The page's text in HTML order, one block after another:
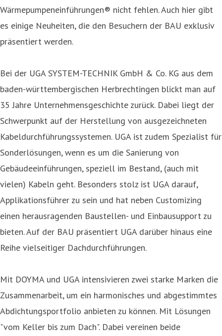
Wärmepumpeneinführungen® nicht fehlen. Auch hier gibt
es einige Neuheiten, die den Besuchern der BAU exklusiv
präsentiert werden.
Bei der UGA SYSTEM-TECHNIK GmbH & Co. KG aus dem
baden-württembergischen Herbrechtingen blickt man auf
35 Jahre Unternehmensgeschichte zurück. Dabei liegt der
Schwerpunkt auf der Herstellung von ausgezeichneten
Kabeldurchführungssystemen. UGA ist zudem Spezialist für
Sonderlösungen, wenn es um die Sanierung von
Gebäudeeinführungen, speziell im Bestand, (auch mit
vielen) Kabeln geht. Besonders stolz ist UGA darauf,
Applikationsführer zu sein und hat neben Customizing
einen herausragenden Baustellen- und Einbausupport zu
bieten. Auf der BAU präsentiert UGA darüber hinaus eine
Reihe vielseitiger Dachdurchführungen.
Mit DOYMA und UGA intensivieren zwei starke Marken die
Zusammenarbeit, um ein harmonisches und abgestimmtes
Abdichtungsportfolio anbieten zu können. Mit Lösungen
"vom Keller bis zum Dach". Dabei vereinen beide